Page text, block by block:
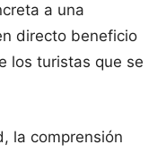
a una
directo beneficio
los turistas que se
la comprensión